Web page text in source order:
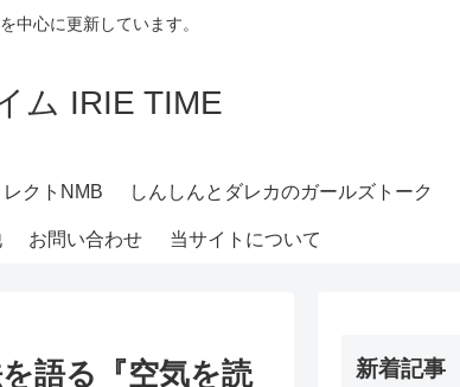
中心に更新しています。
ム IRIE TIME
クトNMB しんしんとダレカのガールズトーク
お問い合わせ 当サイトについて
語る『空気を読
新着記事